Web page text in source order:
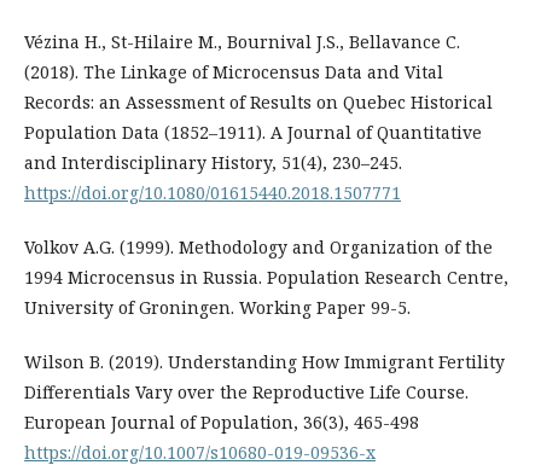
Vézina H., St-Hilaire M., Bournival J.S., Bellavance C.
(2018). The Linkage of Microcensus Data and Vital
Records: an Assessment of Results on Quebec Historical
Population Data (1852–1911). A Journal of Quantitative
and Interdisciplinary History, 51(4), 230–245.
https://doi.org/10.1080/01615440.2018.1507771
Volkov A.G. (1999). Methodology and Organization of the
1994 Microcensus in Russia. Population Research Centre,
University of Groningen. Working Paper 99-5.
Wilson B. (2019). Understanding How Immigrant Fertility
Differentials Vary over the Reproductive Life Course.
European Journal of Population, 36(3), 465-498
https://doi.org/10.1007/s10680-019-09536-x